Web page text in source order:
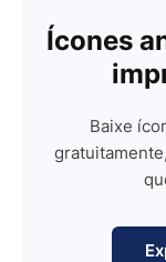
Ícones
Baixe